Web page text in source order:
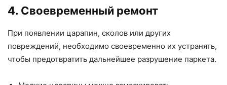
4. Своевременный ремонт
При появлении царапин, сколов или других
повреждений, необходимо своевременно их устранять,
чтобы предотвратить дальнейшее разрушение паркета.